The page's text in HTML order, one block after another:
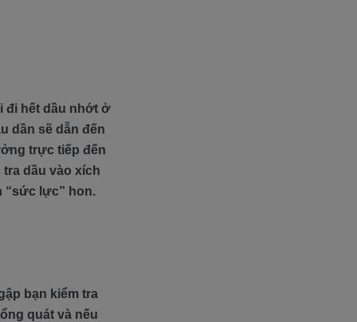
đi hết dầu nhớt ở
dần sẽ dẫn đến
trực tiếp đến
dầu vào xích
“sức lực” hon.
bạn kiểm tra
quát và nếu